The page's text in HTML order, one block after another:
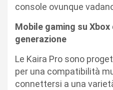
console ovunque
Mobile gaming su
generazione
Le Kaira Pro sono
per una compatibilità
connettersi a una